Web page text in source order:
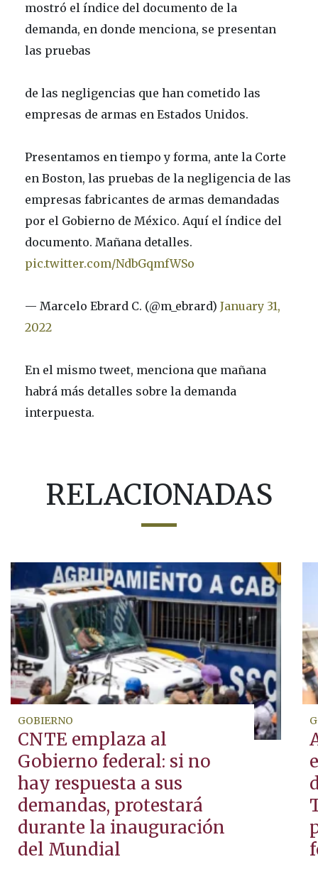
mostró el índice del documento de la
demanda, en donde menciona, se presentan
las pruebas
de las negligencias que han cometido las
empresas de armas en Estados Unidos.
Presentamos en tiempo y forma, ante la Corte
en Boston, las pruebas de la negligencia de las
empresas fabricantes de armas demandadas
por el Gobierno de México. Aquí el índice del
documento. Mañana detalles.
pic.twitter.com/NdbGqmfWSo
— Marcelo Ebrard C. (@m_ebrard) January 31,
2022
En el mismo tweet, menciona que mañana
habrá más detalles sobre la demanda
interpuesta.
RELACIONADAS
GOBIERNO
CNTE emplaza al
Gobierno federal: si no
hay respuesta a sus
demandas, protestará
durante la inauguración
del Mundial